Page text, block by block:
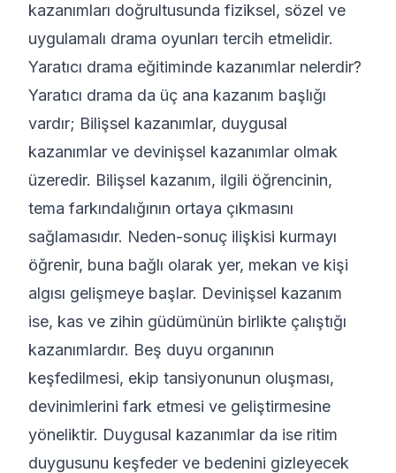
kazanımları doğrultusunda fiziksel, sözel ve
uygulamalı drama oyunları tercih etmelidir.
Yaratıcı drama eğitiminde kazanımlar nelerdir?
Yaratıcı drama da üç ana kazanım başlığı
vardır; Bilişsel kazanımlar, duygusal
kazanımlar ve devinişsel kazanımlar olmak
üzeredir. Bilişsel kazanım, ilgili öğrencinin,
tema farkındalığının ortaya çıkmasını
sağlamasıdır. Neden-sonuç ilişkisi kurmayı
öğrenir, buna bağlı olarak yer, mekan ve kişi
algısı gelişmeye başlar. Devinişsel kazanım
ise, kas ve zihin güdümünün birlikte çalıştığı
kazanımlardır. Beş duyu organının
keşfedilmesi, ekip tansiyonunun oluşması,
devinimlerini fark etmesi ve geliştirmesine
yöneliktir. Duygusal kazanımlar da ise ritim
duygusunu keşfeder ve bedenini gizleyecek